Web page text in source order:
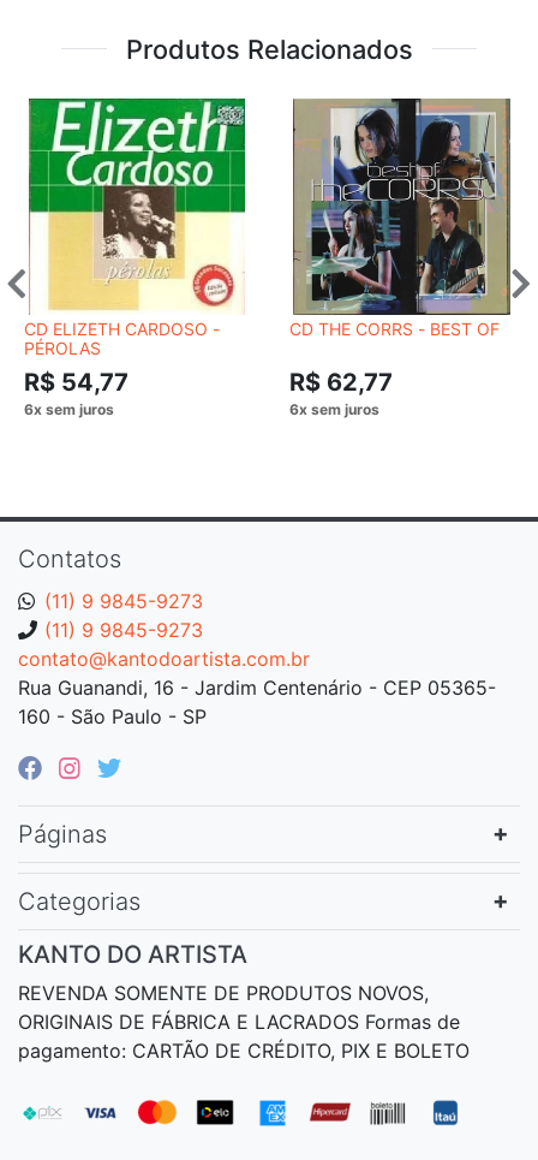
Produtos Relacionados
CD ELIZETH CARDOSO -
PÉROLAS
R$ 54,77
CD THE CORRS - BEST OF
R$ 62,77
Contatos
(11) 9 9845-9273
(11) 9 9845-9273
contato@kantodoartista.com.br
Rua Guanandi, 16 - Jardim Centenário - CEP 05365-
160 - São Paulo - SP
Páginas
Categorias
KANTO DO ARTISTA
REVENDA SOMENTE DE PRODUTOS NOVOS,
ORIGINAIS DE FÁBRICA E LACRADOS Formas de
pagamento: CARTÃO DE CRÉDITO, PIX E BOLETO